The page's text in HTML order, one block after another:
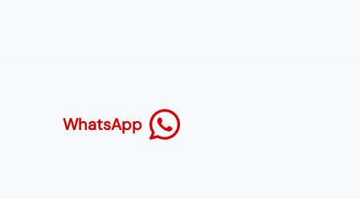
WhatsApp